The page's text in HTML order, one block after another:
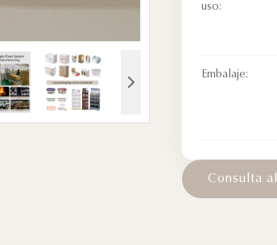
uso:
Embalaje:
Consu ta a